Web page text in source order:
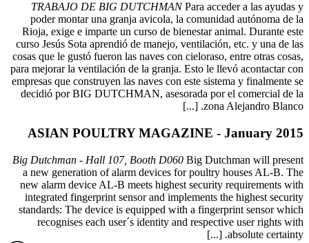
Rioja,
curso
cosas que
para
empresas
decidió
Big
a new
new